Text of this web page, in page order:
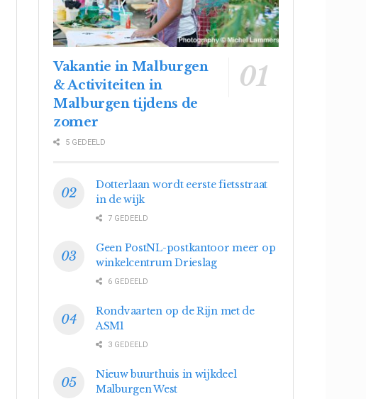
Vakantie in Malburgen
& Activiteiten in
Malburgen tijdens de
zomer
5 GEDEELD
Dotterlaan wordt eerste fietsstraat
in de wijk
7 GEDEELD
Geen PostNL-postkantoor meer op
winkelcentrum Drieslag
6 GEDEELD
Rondvaarten op de Rijn met de
ASM1
3 GEDEELD
Nieuw buurthuis in wijkdeel
Malburgen West